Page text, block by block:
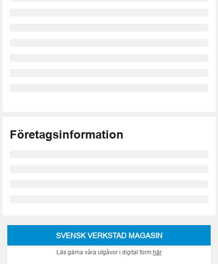
Företagsinformation
SVENSK VERKSTAD MAGASIN
Läs gärna våra utgåvor i digital form här